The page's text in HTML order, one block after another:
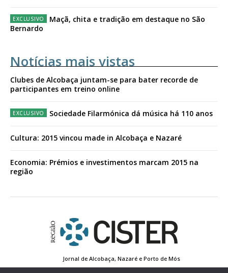
Maçã, chita e tradição em destaque no São
Bernardo
Notícias mais vistas
Clubes de Alcobaça juntam-se para bater recorde de
participantes em treino online
Sociedade Filarmónica dá música há 110 anos
Cultura: 2015 vincou made in Alcobaça e Nazaré
Economia: Prémios e investimentos marcam 2015 na
região
Jornal de Alcobaça, Nazaré e Porto de Mós
Estatuto Editorial
Contactos
Política de Privacidade